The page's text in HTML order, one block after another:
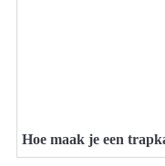
Hoe maak je een